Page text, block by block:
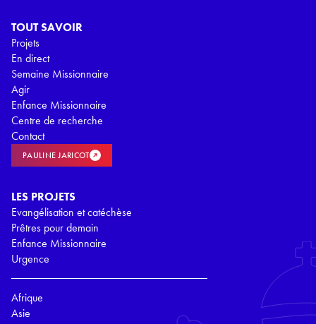
TOUT SAVOIR
Projets
En direct
Semaine Missionnaire
Agir
Enfance Missionnaire
Centre de recherche
Contact
PAULINE JARICOT
LES PROJETS
Evangélisation et catéchèse
Prêtres pour demain
Enfance Missionnaire
Urgence
Afrique
Asie